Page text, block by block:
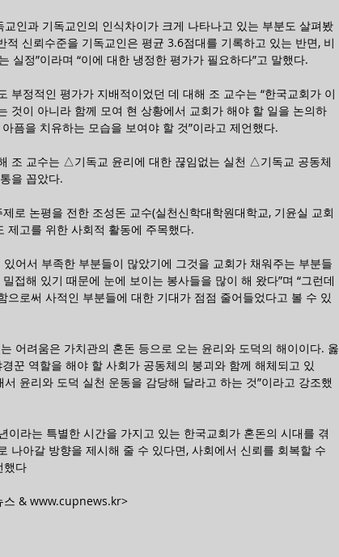
인과 기독교인의 인식차이가 크게 나타나고 있는 부분도 살펴봤
적 신뢰수준을 기독교인은 평균 3.6점대를 기록하고 있는 반면, 비
실정”이라며 “이에 대한 냉정한 평가가 필요하다”고 말했다.
부정적인 평가가 지배적이었던 데 대해 조 교수는 “한국교회가 이
것이 아니라 함께 모여 현 상황에서 교회가 해야 할 일을 논의하
픔을 치유하는 모습을 보여야 할 것”이라고 제언했다.
조 교수는 △기독교 윤리에 대한 끊임없는 실천 △기독교 공동체
을 꼽았다.
제로 논평을 전한 조성돈 교수(실천신학대학원대학교, 기윤실 교회
제고를 위한 사회적 활동에 주목했다.
어서 부족한 부분들이 많았기에 그것을 교회가 채워주는 부분들
접해 있기 때문에 눈에 보이는 봉사들을 많이 해 왔다”며 “그런데
으로써 사적인 부분들에 대한 기대가 점점 줄어들었다고 볼 수 있
어려움은 가치관의 혼돈 등으로 오는 윤리와 도덕의 해이이다. 옳
꾼 역할을 해야 할 사회가 공동체의 붕괴와 함께 해체되고 있
윤리와 도덕 실천 운동을 감당해 달라고 하는 것”이라고 강조했
이라는 특별한 시간을 가지고 있는 한국교회가 혼돈의 시대를 겪
나아갈 방향을 제시해 줄 수 있다면, 사회에서 신뢰를 회복할 수
했다
스 & www.cupnews.kr>